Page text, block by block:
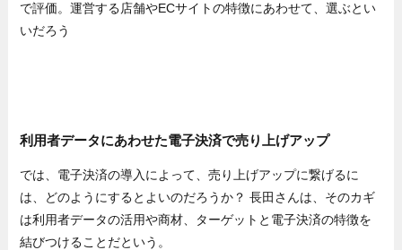
で評価。運営する店舗やECサイトの特徴にあわせて、選ぶとい
いだろう
利用者データにあわせた電子決済で売り上げアップ
では、電子決済の導入によって、売り上げアップに繋げるに
は、どのようにするとよいのだろうか？ 長田さんは、そのカギ
は利用者データの活用や商材、ターゲットと電子決済の特徴を
結びつけることだという。